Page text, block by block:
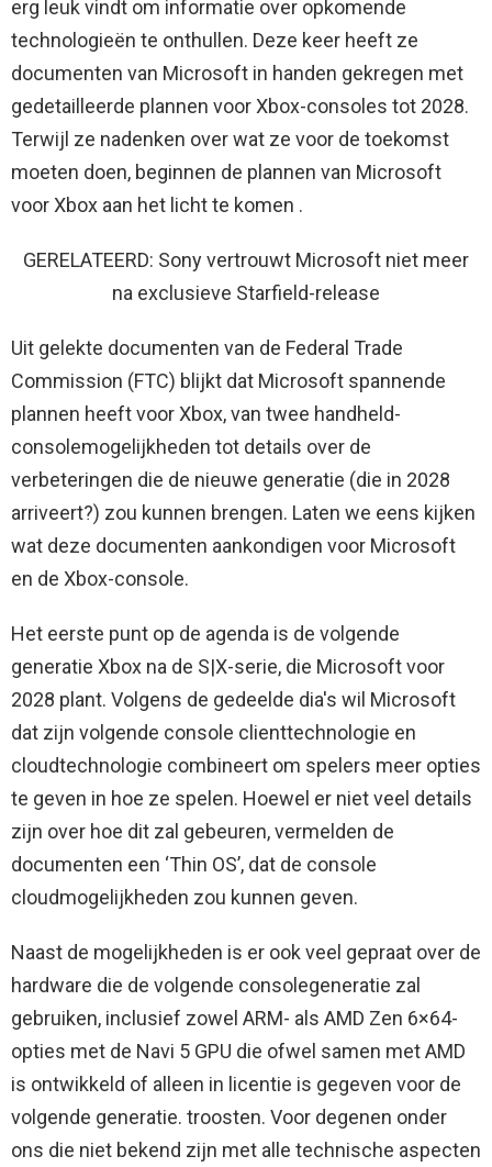
erg leuk vindt om informatie over opkomende
technologieën te onthullen. Deze keer heeft ze
documenten van Microsoft in handen gekregen met
gedetailleerde plannen voor Xbox-consoles tot 2028.
Terwijl ze nadenken over wat ze voor de toekomst
moeten doen, beginnen de plannen van Microsoft
voor Xbox aan het licht te komen .
GERELATEERD: Sony vertrouwt Microsoft niet meer
na exclusieve Starfield-release
Uit gelekte documenten van de Federal Trade
Commission (FTC) blijkt dat Microsoft spannende
plannen heeft voor Xbox, van twee handheld-
consolemogelijkheden tot details over de
verbeteringen die de nieuwe generatie (die in 2028
arriveert?) zou kunnen brengen. Laten we eens kijken
wat deze documenten aankondigen voor Microsoft
en de Xbox-console.
Het eerste punt op de agenda is de volgende
generatie Xbox na de S|X-serie, die Microsoft voor
2028 plant. Volgens de gedeelde dia's wil Microsoft
dat zijn volgende console clienttechnologie en
cloudtechnologie combineert om spelers meer opties
te geven in hoe ze spelen. Hoewel er niet veel details
zijn over hoe dit zal gebeuren, vermelden de
documenten een ‘Thin OS’, dat de console
cloudmogelijkheden zou kunnen geven.
Naast de mogelijkheden is er ook veel gepraat over de
hardware die de volgende consolegeneratie zal
gebruiken, inclusief zowel ARM- als AMD Zen 6×64-
opties met de Navi 5 GPU die ofwel samen met AMD
is ontwikkeld of alleen in licentie is gegeven voor de
volgende generatie. troosten. Voor degenen onder
ons die niet bekend zijn met alle technische aspecten